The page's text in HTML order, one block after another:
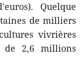
Quelque
de milliers
vivrières
de 2,6 millions